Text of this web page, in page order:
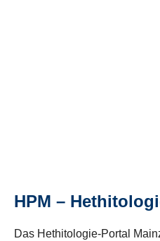
HPM –
Das Hethitologie-Portal